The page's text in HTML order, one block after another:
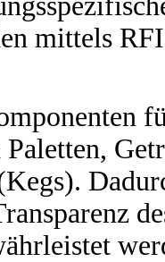
mittels